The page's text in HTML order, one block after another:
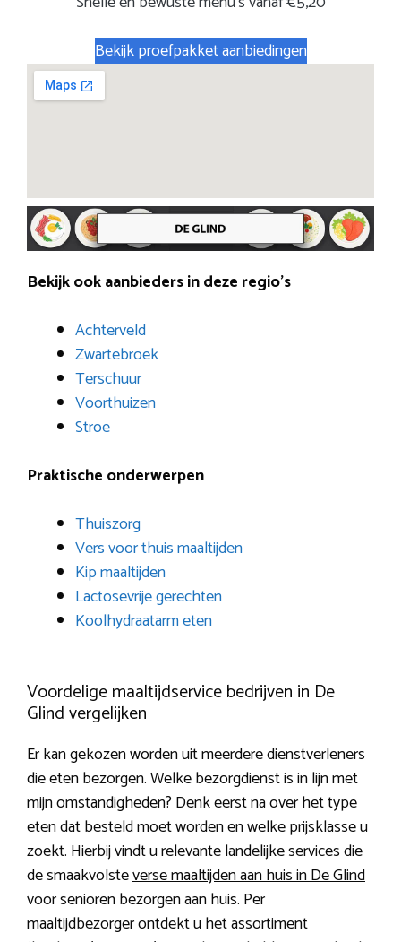
Bekijk proefpakket aanbiedingen
Bekijk ook aanbieders in deze regio’s
Achterveld
Zwartebroek
Terschuur
Voorthuizen
Stroe
Praktische onderwerpen
Thuiszorg
Vers voor thuis maaltijden
Kip maaltijden
Lactosevrije gerechten
Koolhydraatarm eten
Voordelige maaltijdservice bedrijven in De
Glind vergelijken
Er kan gekozen worden uit meerdere dienstverleners
die eten bezorgen. Welke bezorgdienst is in lijn met
mijn omstandigheden? Denk eerst na over het type
eten dat besteld moet worden en welke prijsklasse u
zoekt. Hierbij vindt u relevante landelijke services die
de smaakvolsteverse maaltijden aan huis in De Glind
voor senioren bezorgen aan huis. Per
maaltijdbezorger ontdekt u het assortiment